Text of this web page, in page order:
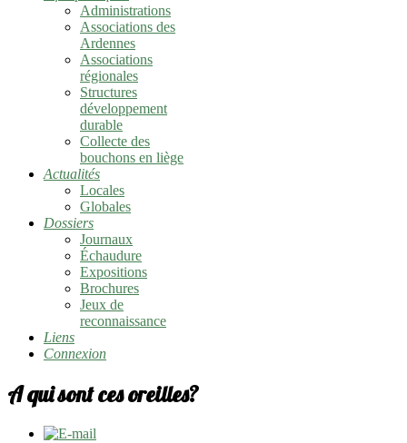
Administrations
Associations des
Ardennes
Associations
régionales
Structures
développement
durable
Collecte des
bouchons en liège
Actualités
Locales
Globales
Dossiers
Journaux
Échaudure
Expositions
Brochures
Jeux de
reconnaissance
Liens
Connexion
A qui sont ces oreilles?